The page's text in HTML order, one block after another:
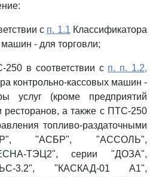
с п. 1.1 Классификатора
- для торговли;
в соответствии с п. п. 1.2,
контрольно-кассовых машин -
услуг (кроме предприятий
ресторанов, а также с ПТС-250
топливо-раздаточными
"АСБР", "АССОЛЬ",
ТЭЦ2", серии "ДОЗА",
3.2", "КАСКАД-01 А1",